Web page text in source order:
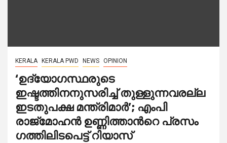
KERALA KERALA PWD NEWS OPINION
‘ഉദ്യോ​ഗസ്ഥരുടെ
ഇഷ്ടത്തിനനുസരിച്ച് തുള്ളുന്നവരല്ല
ഇടതുപക്ഷ മന്ത്രിമാർ’; എംപി
രാജ്മോഹന്‍ ഉണ്ണിത്താന്‍റെ പ്രസം​
ഗത്തിലിടപെട്ട് റിയാസ്